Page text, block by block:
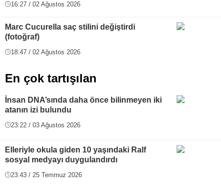
16:27 / 02 Ağustos 2026
Marc Cucurella saç stilini değiştirdi
(fotoğraf)
18:47 / 02 Ağustos 2026
En çok tartışılan
İnsan DNA’sında daha önce bilinmeyen iki
atanın izi bulundu
23:22 / 03 Ağustos 2026
Elleriyle okula giden 10 yaşındaki Ralf
sosyal medyayı duygulandırdı
23:43 / 25 Temmuz 2026